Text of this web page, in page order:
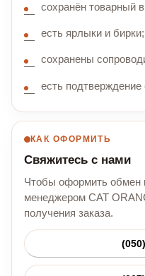
сохранён товарный
есть ярлыки и бирки;
сохранены
есть подтверждение
КАК ОФОРМИТЬ
Свяжитесь с нами
Чтобы оформить обмен
менеджером CAT
получения заказа.